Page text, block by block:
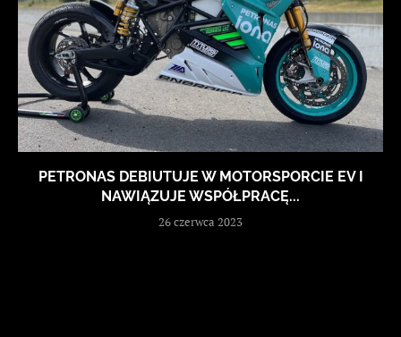
PETRONAS DEBIUTUJE W MOTORSPORCIE EV I
NAWIĄZUJE WSPÓŁPRACĘ...
26 czerwca 2023